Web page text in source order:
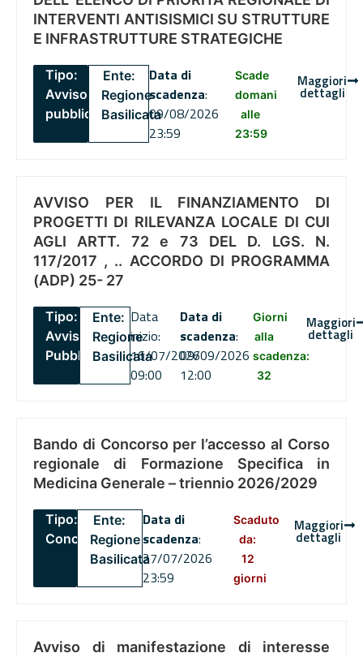
INTERVENTI ANTISISMICI SU STRUTTURE
E INFRASTRUTTURE STRATEGICHE
Tipo:
Avviso
pubblico
Ente:
Regione
Basilicata
Data di
scadenza:
09/08/2026
23:59
Scade
domani
alle
23:59
Maggiori
dettagli
AVVISO PER IL FINANZIAMENTO DI
PROGETTI DI RILEVANZA LOCALE DI CUI
AGLI ARTT. 72 e 73 DEL D. LGS. N.
117/2017 , .. ACCORDO DI PROGRAMMA
(ADP) 25- 27
Tipo:
Avviso
Pubblico
Ente:
Regione
Basilicata
Data
inizio:
16/07/2026
09:00
Data di
scadenza:
09/09/2026
12:00
Giorni
alla
scadenza:
32
Maggiori
dettagli
Bando di Concorso per l’accesso al Corso
regionale di Formazione Specifica in
Medicina Generale – triennio 2026/2029
Tipo:
Concorsi
Ente:
Regione
Basilicata
Data di
scadenza:
27/07/2026
23:59
Scaduto
da:
12
giorni
Maggiori
dettagli
Avviso di manifestazione di interesse